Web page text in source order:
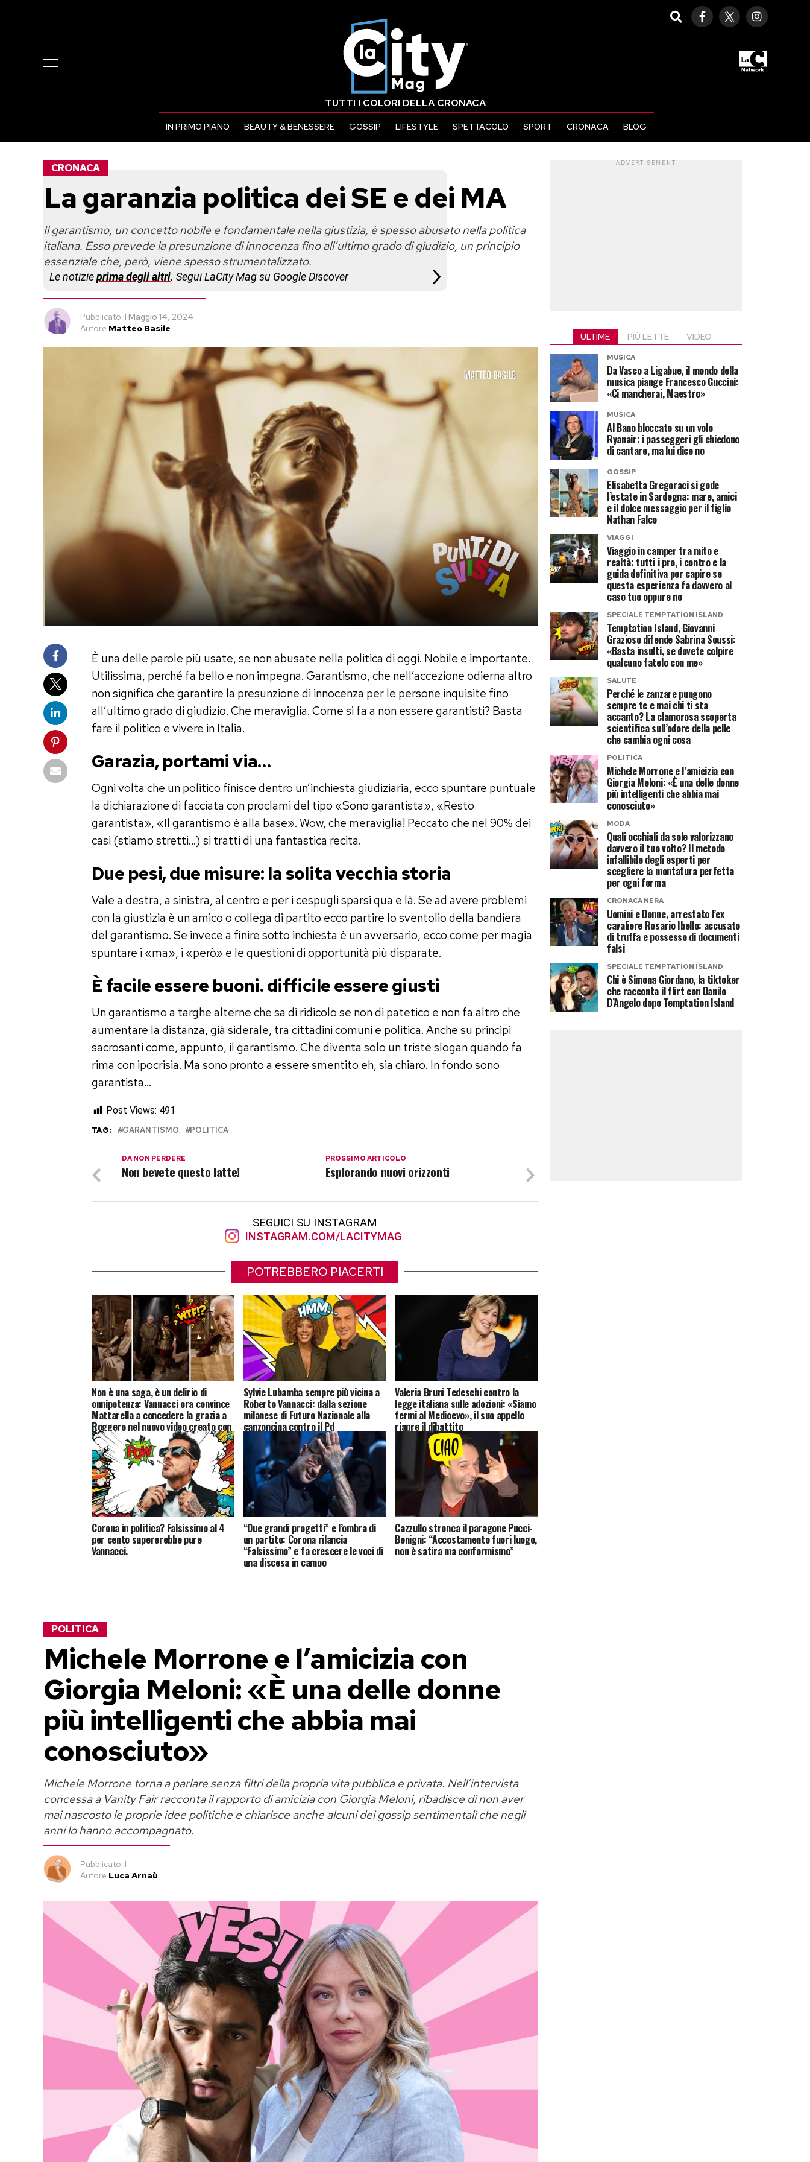
TUTTI I COLORI DELLA CRONACA
IN PRIMO PIANO BEAUTY & BENESSERE GOSSIP LIFESTYLE SPETTACOLO SPORT CRONACA BLOG
CRONACA
La garanzia politica dei SE e dei MA
Il garantismo, un concetto nobile e fondamentale nella giustizia, è spesso abusato nella politica
italiana. Esso prevede la presunzione di innocenza fino all’ultimo grado di giudizio, un principio
essenziale che, però, viene spesso strumentalizzato.
Le notizieprima degli altri. Segui LaCity Mag su Google Discover
Pubblicato il Maggio 14, 2024
Autore Matteo Basile
È una delle parole più usate, se non abusate nella politica di oggi. Nobile e importante.
Utilissima, perché fa bello e non impegna. Garantismo, che nell’accezione odierna altro
non significa che garantire la presunzione di innocenza per le persone inquisite fino
all’ultimo grado di giudizio. Che meraviglia. Come si fa a non essere garantisti? Basta
fare il politico e vivere in Italia.
Garazia, portami via…
Ogni volta che un politico finisce dentro un’inchiesta giudiziaria, ecco spuntare puntuale
la dichiarazione di facciata con proclami del tipo «Sono garantista», «Resto
garantista», «Il garantismo è alla base». Wow, che meraviglia! Peccato che nel 90% dei
casi (stiamo stretti…) si tratti di una fantastica recita.
Due pesi, due misure: la solita vecchia storia
Vale a destra, a sinistra, al centro e per i cespugli sparsi qua e là. Se ad avere problemi
con la giustizia è un amico o collega di partito ecco partire lo sventolio della bandiera
del garantismo. Se invece a finire sotto inchiesta è un avversario, ecco come per magia
spuntare i «ma», i «però» e le questioni di opportunità più disparate.
È facile essere buoni. difficile essere giusti
Un garantismo a targhe alterne che sa di ridicolo se non di patetico e non fa altro che
aumentare la distanza, già siderale, tra cittadini comuni e politica. Anche su principi
sacrosanti come, appunto, il garantismo. Che diventa solo un triste slogan quando fa
rima con ipocrisia. Ma sono pronto a essere smentito eh, sia chiaro. In fondo sono
garantista…
Post Views: 491
TAG: GARANTISMO POLITICA
PROSSIMO ARTICOLO
Esplorando nuovi orizzonti
DA NON PERDERE
Non bevete questo latte!
SEGUICI SU INSTAGRAM
INSTAGRAM.COM/LACITYMAG
POTREBBERO PIACERTI
Non è una saga, è un delirio di
onnipotenza: Vannacci ora convince
Mattarella a concedere la grazia a
Roggero nel nuovo video creato con
l’IA
Sylvie Lubamba sempre più vicina a
Roberto Vannacci: dalla sezione
milanese di Futuro Nazionale alla
canzoncina contro il Pd
Valeria Bruni Tedeschi contro la
legge italiana sulle adozioni: «Siamo
fermi al Medioevo», il suo appello
riapre il dibattito
Corona in politica? Falsissimo al 4
per cento supererebbe pure
Vannacci.
“Due grandi progetti” e l’ombra di
un partito: Corona rilancia
“Falsissimo” e fa crescere le voci di
una discesa in campo
Cazzullo stronca il paragone Pucci-
Benigni: “Accostamento fuori luogo,
non è satira ma conformismo”
POLITICA
Michele Morrone e l’amicizia con
Giorgia Meloni: «È una delle donne
più intelligenti che abbia mai
conosciuto»
Michele Morrone torna a parlare senza filtri della propria vita pubblica e privata. Nell’intervista
concessa a Vanity Fair racconta il rapporto di amicizia con Giorgia Meloni, ribadisce di non aver
mai nascosto le proprie idee politiche e chiarisce anche alcuni dei gossip sentimentali che negli
anni lo hanno accompagnato.
Pubblicato il
Autore Luca Arnaù
ADVERTISEMENT
ULTIME PIÙ LETTE VIDEO
MUSICA
Da Vasco a Ligabue, il mondo della
musica piange Francesco Guccini:
«Ci mancherai, Maestro»
MUSICA
Al Bano bloccato su un volo
Ryanair: i passeggeri gli chiedono
di cantare, ma lui dice no
GOSSIP
Elisabetta Gregoraci si gode
l’estate in Sardegna: mare, amici
e il dolce messaggio per il figlio
Nathan Falco
VIAGGI
Viaggio in camper tra mito e
realtà: tutti i pro, i contro e la
guida definitiva per capire se
questa esperienza fa davvero al
caso tuo oppure no
SPECIALE TEMPTATION ISLAND
Temptation Island, Giovanni
Grazioso difende Sabrina Soussi:
«Basta insulti, se dovete colpire
qualcuno fatelo con me»
SALUTE
Perché le zanzare pungono
sempre te e mai chi ti sta
accanto? La clamorosa scoperta
scientifica sull’odore della pelle
che cambia ogni cosa
POLITICA
Michele Morrone e l’amicizia con
Giorgia Meloni: «È una delle donne
più intelligenti che abbia mai
conosciuto»
MODA
Quali occhiali da sole valorizzano
davvero il tuo volto? Il metodo
infallibile degli esperti per
scegliere la montatura perfetta
per ogni forma
CRONACA NERA
Uomini e Donne, arrestato l’ex
cavaliere Rosario Ibello: accusato
di truffa e possesso di documenti
falsi
SPECIALE TEMPTATION ISLAND
Chi è Simona Giordano, la tiktoker
che racconta il flirt con Danilo
D’Angelo dopo Temptation Island